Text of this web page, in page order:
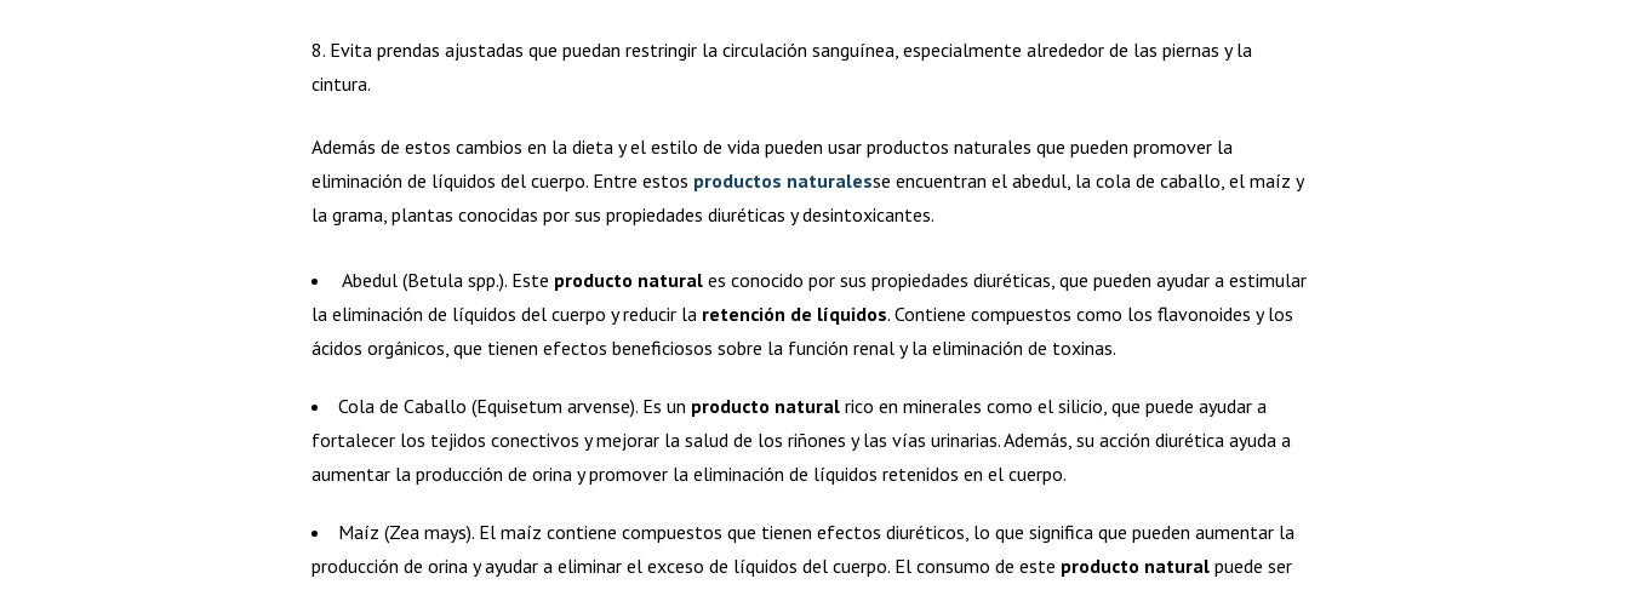
8. Evita prendas ajustadas que puedan restringir la circulación sanguínea, especialmente alrededor de las piernas y la
cintura.
Además de estos cambios en la dieta y el estilo de vida pueden usar productos naturales que pueden promover la
eliminación de líquidos del cuerpo. Entre estos productos naturalesse encuentran el abedul, la cola de caballo, el maíz y
la grama, plantas conocidas por sus propiedades diuréticas y desintoxicantes.
Abedul (Betula spp.). Este producto naturales conocido por sus propiedades diuréticas, que pueden ayudar a estimular
la eliminación de líquidos del cuerpo y reducir la retención de líquidos. Contiene compuestos como los flavonoides y los
ácidos orgánicos, que tienen efectos beneficiosos sobre la función renal y la eliminación de toxinas.
Cola de Caballo (Equisetum arvense). Es un producto naturalrico en minerales como el silicio, que puede ayudar a
fortalecer los tejidos conectivos y mejorar la salud de los riñones y las vías urinarias. Además, su acción diurética ayuda a
aumentar la producción de orina y promover la eliminación de líquidos retenidos en el cuerpo.
Maíz (Zea mays). El maíz contiene compuestos que tienen efectos diuréticos, lo que significa que pueden aumentar la
producción de orina y ayudar a eliminar el exceso de líquidos del cuerpo. El consumo de este producto natural puede ser